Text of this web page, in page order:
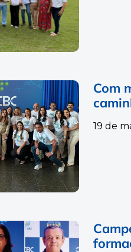
Com
19 de